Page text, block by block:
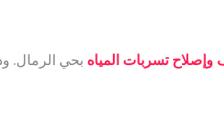
تسربات المياه بحي الرمال.